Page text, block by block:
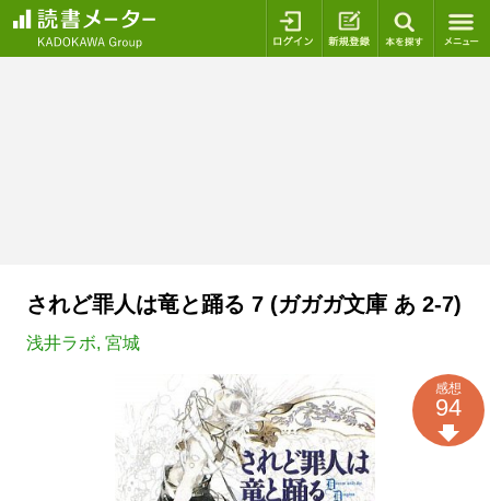
ログイン 新規登録
されど罪人は竜と踊る 7 (ガガガ文庫 あ 2-7)
浅井ラボ, 宮城
感想
94